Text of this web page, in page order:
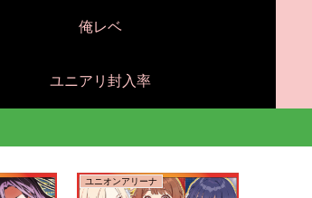
俺レベ
ユニアリ封入率
ユニオンアリーナ